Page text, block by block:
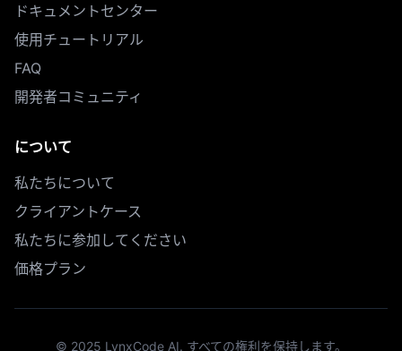
ドキュメントセンター
使用チュートリアル
FAQ
開発者コミュニティ
について
私たちについて
クライアントケース
私たちに参加してください
価格プラン
© 2025 LynxCode AI. すべての権利を保持します。